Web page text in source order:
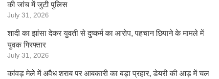
की जांच में जुटी पुलिस
July 31, 2026
शादी का झांसा देकर युवती से दुष्कर्म का आरोप, पहचान छिपाने के मामले में
युवक गिरफ्तार
July 31, 2026
कांवड़ मेले में अवैध शराब पर आबकारी का बड़ा प्रहार, डेयरी की आड़ में चल